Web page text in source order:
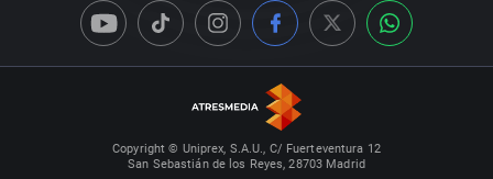
Copyright © Uniprex, S.A.U., C/ Fuerteventura 12
San Sebastián de los Reyes, 28703 Madrid